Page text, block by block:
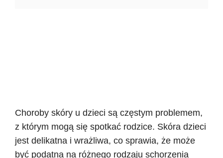
Choroby skóry u dzieci są częstym problemem,
z którym mogą się spotkać rodzice. Skóra dzieci
jest delikatna i wrażliwa, co sprawia, że może
być podatna na różnego rodzaju schorzenia